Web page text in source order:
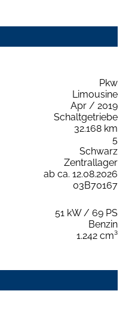
Pkw
Limousine
Apr / 2019
Schaltgetriebe
32.168 km
5
Schwarz
Zentrallager
ab ca. 12.08.2026
03B70167
51 kW / 69 PS
Benzin
1.242 cm³